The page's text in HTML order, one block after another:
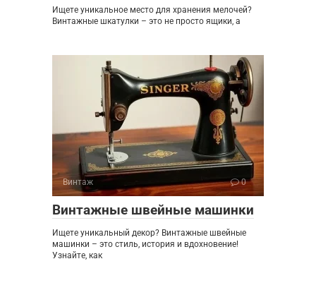
Ищете уникальное место для хранения мелочей?
Винтажные шкатулки – это не просто ящики, а
Винтаж 0
Винтажные швейные машинки
Ищете уникальный декор? Винтажные швейные
машинки – это стиль, история и вдохновение!
Узнайте, как